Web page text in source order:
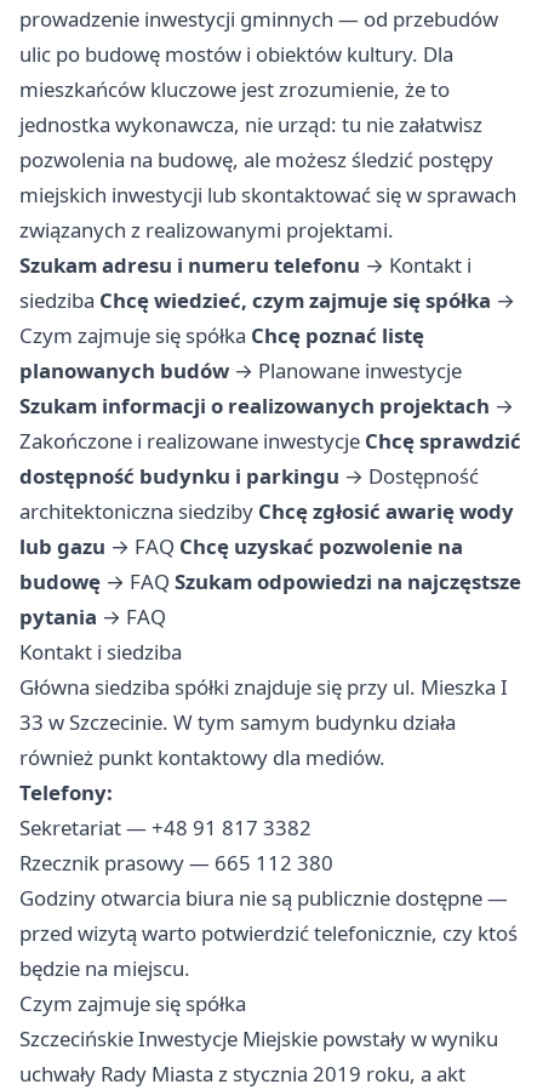
prowadzenie inwestycji gminnych — od przebudów
ulic po budowę mostów i obiektów kultury. Dla
mieszkańców kluczowe jest zrozumienie, że to
jednostka wykonawcza, nie urząd: tu nie załatwisz
pozwolenia na budowę, ale możesz śledzić postępy
miejskich inwestycji lub skontaktować się w sprawach
związanych z realizowanymi projektami.
Szukam adresu i numeru telefonu → Kontakt i
siedziba Chcę wiedzieć, czym zajmuje się spółka →
Czym zajmuje się spółka Chcę poznać listę
planowanych budów → Planowane inwestycje
Szukam informacji o realizowanych projektach →
Zakończone i realizowane inwestycje Chcę sprawdzić
dostępność budynku i parkingu → Dostępność
architektoniczna siedziby Chcę zgłosić awarię wody
lub gazu → FAQ Chcę uzyskać pozwolenie na
budowę → FAQ Szukam odpowiedzi na najczęstsze
pytania → FAQ
Kontakt i siedziba
Główna siedziba spółki znajduje się przy ul. Mieszka I
33 w Szczecinie. W tym samym budynku działa
również punkt kontaktowy dla mediów.
Telefony:
Sekretariat — +48 91 817 3382
Rzecznik prasowy — 665 112 380
Godziny otwarcia biura nie są publicznie dostępne —
przed wizytą warto potwierdzić telefonicznie, czy ktoś
będzie na miejscu.
Czym zajmuje się spółka
Szczecińskie Inwestycje Miejskie powstały w wyniku
uchwały Rady Miasta z stycznia 2019 roku, a akt